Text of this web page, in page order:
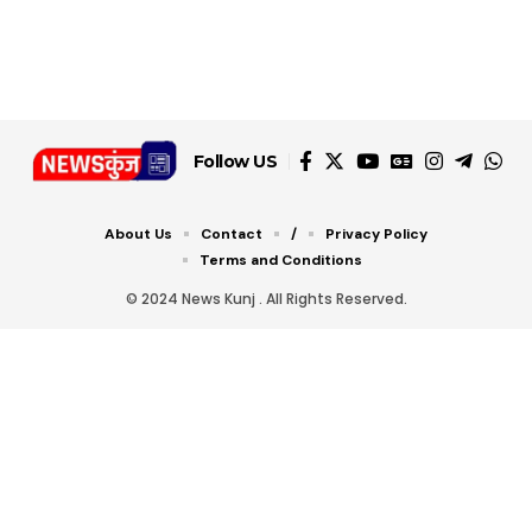
Follow US
© 2024 News Kunj . All Rights Reserved.
About Us Contact /
Privacy Policy
Terms and Conditions